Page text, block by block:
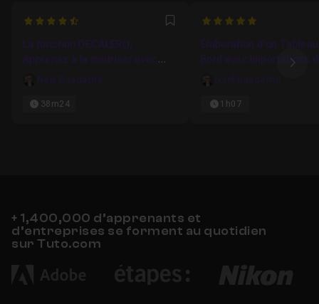
4.75 Favori
La fonction DECALER(),
Apprenez à la maitriser avec
d'autres fonctions
Nael Baadache
38m24
5
Élaboration d'un
Bord avec Importations
données
Nael Baadache
1h07
+ 1,400,000 d’apprenants et
d’entreprises se forment au quotidien
sur Tuto.com